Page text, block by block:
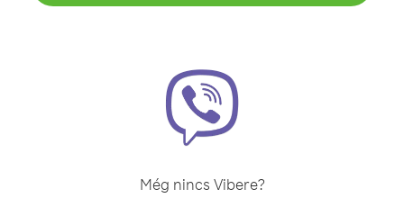
Még nincs Vibere?